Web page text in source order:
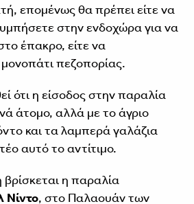
επομένως θα πρέπει είτε να
στην ενδοχώρα για να
έπακρο, είτε να
πεζοπορίας.
ότι η είσοδος στην παραλία
άτομο, αλλά με το άγριο
και τα λαμπερά γαλάζια
αυτό το αντίτιμο.
η παραλία
Νίντο, στο Παλαουάν των